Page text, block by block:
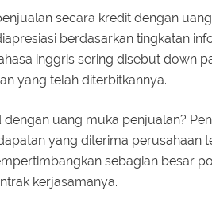
secara kredit dengan
berdasarkan tingkatan
inggris sering disebut down
yang telah diterbitkannya.
uang muka penjualan?
yang diterima perusahaan
sebagian besar
kerjasamanya.